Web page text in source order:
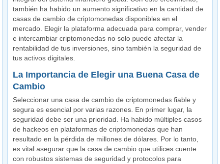
también ha habido un aumento significativo en la cantidad de
casas de cambio de criptomonedas disponibles en el
mercado. Elegir la plataforma adecuada para comprar, vender
e intercambiar criptomonedas no solo puede afectar la
rentabilidad de tus inversiones, sino también la seguridad de
tus activos digitales.
La Importancia de Elegir una Buena Casa de
Cambio
Seleccionar una casa de cambio de criptomonedas fiable y
segura es esencial por varias razones. En primer lugar, la
seguridad debe ser una prioridad. Ha habido múltiples casos
de hackeos en plataformas de criptomonedas que han
resultado en la pérdida de millones de dólares. Por lo tanto,
es vital asegurar que la casa de cambio que utilices cuente
con robustos sistemas de seguridad y protocolos para